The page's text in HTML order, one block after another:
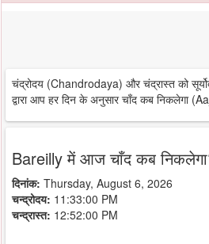
चंद्रोदय (Chandrodaya) और चंद्रास्त को
द्वारा आप हर दिन के अनुसार चाँद कब निकलेगा
Bareilly में आज चाँद कब
दिनांक: Thursday, August 6, 2026
चन्द्रोदय: 11:33:00 PM
चन्द्रास्त: 12:52:00 PM